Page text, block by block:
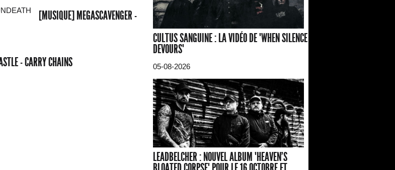
[MUSIQUE] MEGASCAVENGER -
- CARRY CHAINS
CULTUS SANGUINE : LA VIDÉO DE "WHEN SILENCE
DEVOURS"
05-08-2026
LEADBELCHER : NOUVEL ALBUM "HEAVEN'S